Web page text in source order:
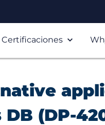
Certificaciones
(DP-